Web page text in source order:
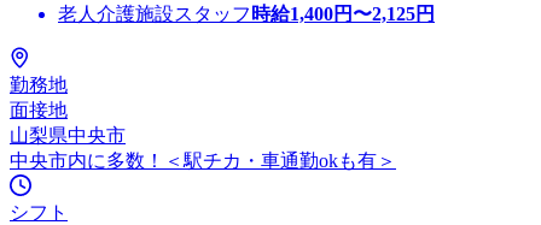
老人介護施設スタッフ 時給1,400円〜2,125円
勤務地
面接地
山梨県中央市
中央市内に多数！＜駅チカ・車通勤okも有＞
シフト